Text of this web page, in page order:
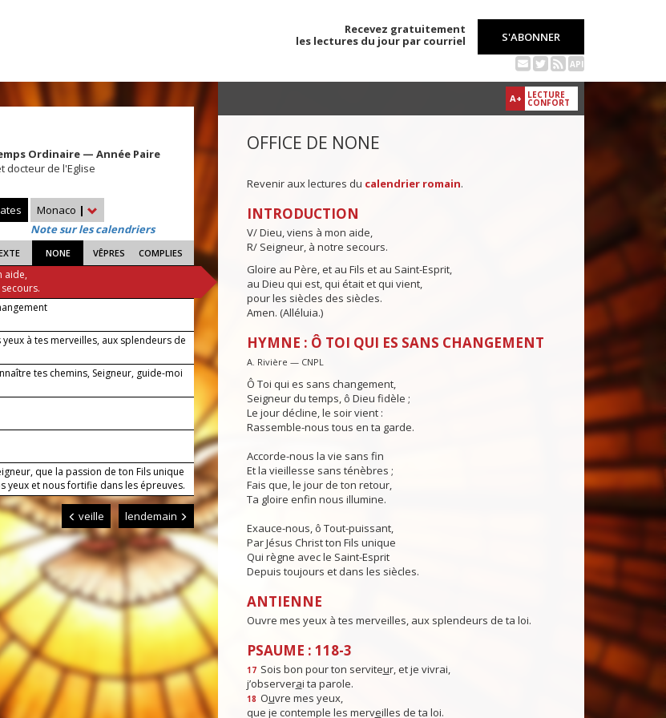
Recevez gratuitement
les lectures du jour par courriel
S'ABONNER
API
Ordinaire — Année Paire
docteur de l'Eglise
Monaco |
Note sur les calendriers
NONE VÊPRES COMPLIES
aide,
à tes merveilles, aux splendeurs de
tes chemins, Seigneur, guide-moi
que la passion de ton Fils unique
yeux et nous fortifie dans les épreuves.
Seigneur. Amen.
veille lendemain
A+ LECTURE
CONFORT
OFFICE DE NONE
Revenir aux lectures du calendrier romain.
INTRODUCTION
V/ Dieu, viens à mon aide,
R/ Seigneur, à notre secours.
Gloire au Père, et au Fils et au Saint-Esprit,
au Dieu qui est, qui était et qui vient,
pour les siècles des siècles.
Amen. (Alléluia.)
HYMNE : Ô TOI QUI ES SANS CHANGEMENT
A. Rivière — CNPL
Ô Toi qui es sans changement,
Seigneur du temps, ô Dieu fidèle ;
Le jour décline, le soir vient :
Rassemble-nous tous en ta garde.
Accorde-nous la vie sans fin
Et la vieillesse sans ténèbres ;
Fais que, le jour de ton retour,
Ta gloire enfin nous illumine.
Exauce-nous, ô Tout-puissant,
Par Jésus Christ ton Fils unique
Qui règne avec le Saint-Esprit
Depuis toujours et dans les siècles.
ANTIENNE
Ouvre mes yeux à tes merveilles, aux splendeurs de ta loi.
PSAUME : 118-3
17 Sois bon pour ton serviteur, et je vivrai,
j’observerai ta parole.
18 Ouvre mes yeux,
que je contemple les merveilles de ta loi.